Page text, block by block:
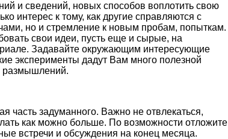
и сведений, новых способов воплотить свою
интерес к тому, как другие справляются с
но и стремление к новым пробам, попыткам.
свои идеи, пусть еще и сырые, на
Задавайте окружающим интересующие
эксперименты дадут Вам много полезной
размышлений.
часть задуманного. Важно не отвлекаться,
как можно больше. По возможности отложите
встречи и обсуждения на конец месяца.